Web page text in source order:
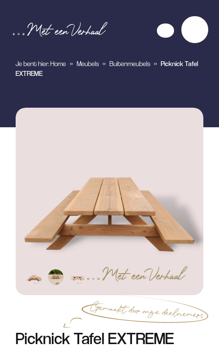
Je bent hier: Home » Meubels » Buitenmeubels » Picknick Tafel
EXTREME
Picknick Tafel EXTREME